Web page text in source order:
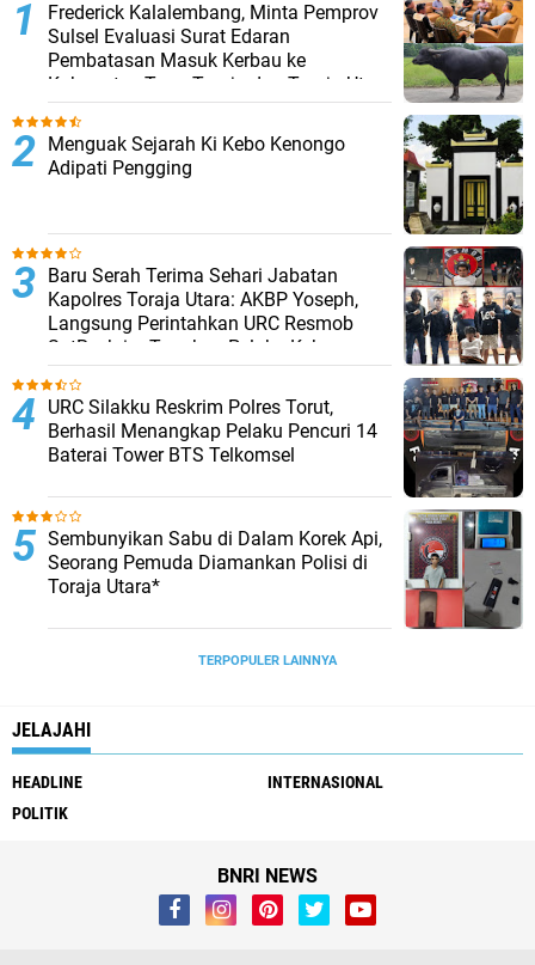
Frederick Kalalembang, Minta Pemprov
Sulsel Evaluasi Surat Edaran
Pembatasan Masuk Kerbau ke
Kabupaten Tana Toraja dan Toraja Utara
Menguak Sejarah Ki Kebo Kenongo
Adipati Pengging
Baru Serah Terima Sehari Jabatan
Kapolres Toraja Utara: AKBP Yoseph,
Langsung Perintahkan URC Resmob
SatReskrim Tangkap Pelaku Kekerasan
Seksual Anak Di Bawah Umur
URC Silakku Reskrim Polres Torut,
Berhasil Menangkap Pelaku Pencuri 14
Baterai Tower BTS Telkomsel
Sembunyikan Sabu di Dalam Korek Api,
Seorang Pemuda Diamankan Polisi di
Toraja Utara*
TERPOPULER LAINNYA
JELAJAHI
HEADLINE
INTERNASIONAL
POLITIK
BNRI NEWS